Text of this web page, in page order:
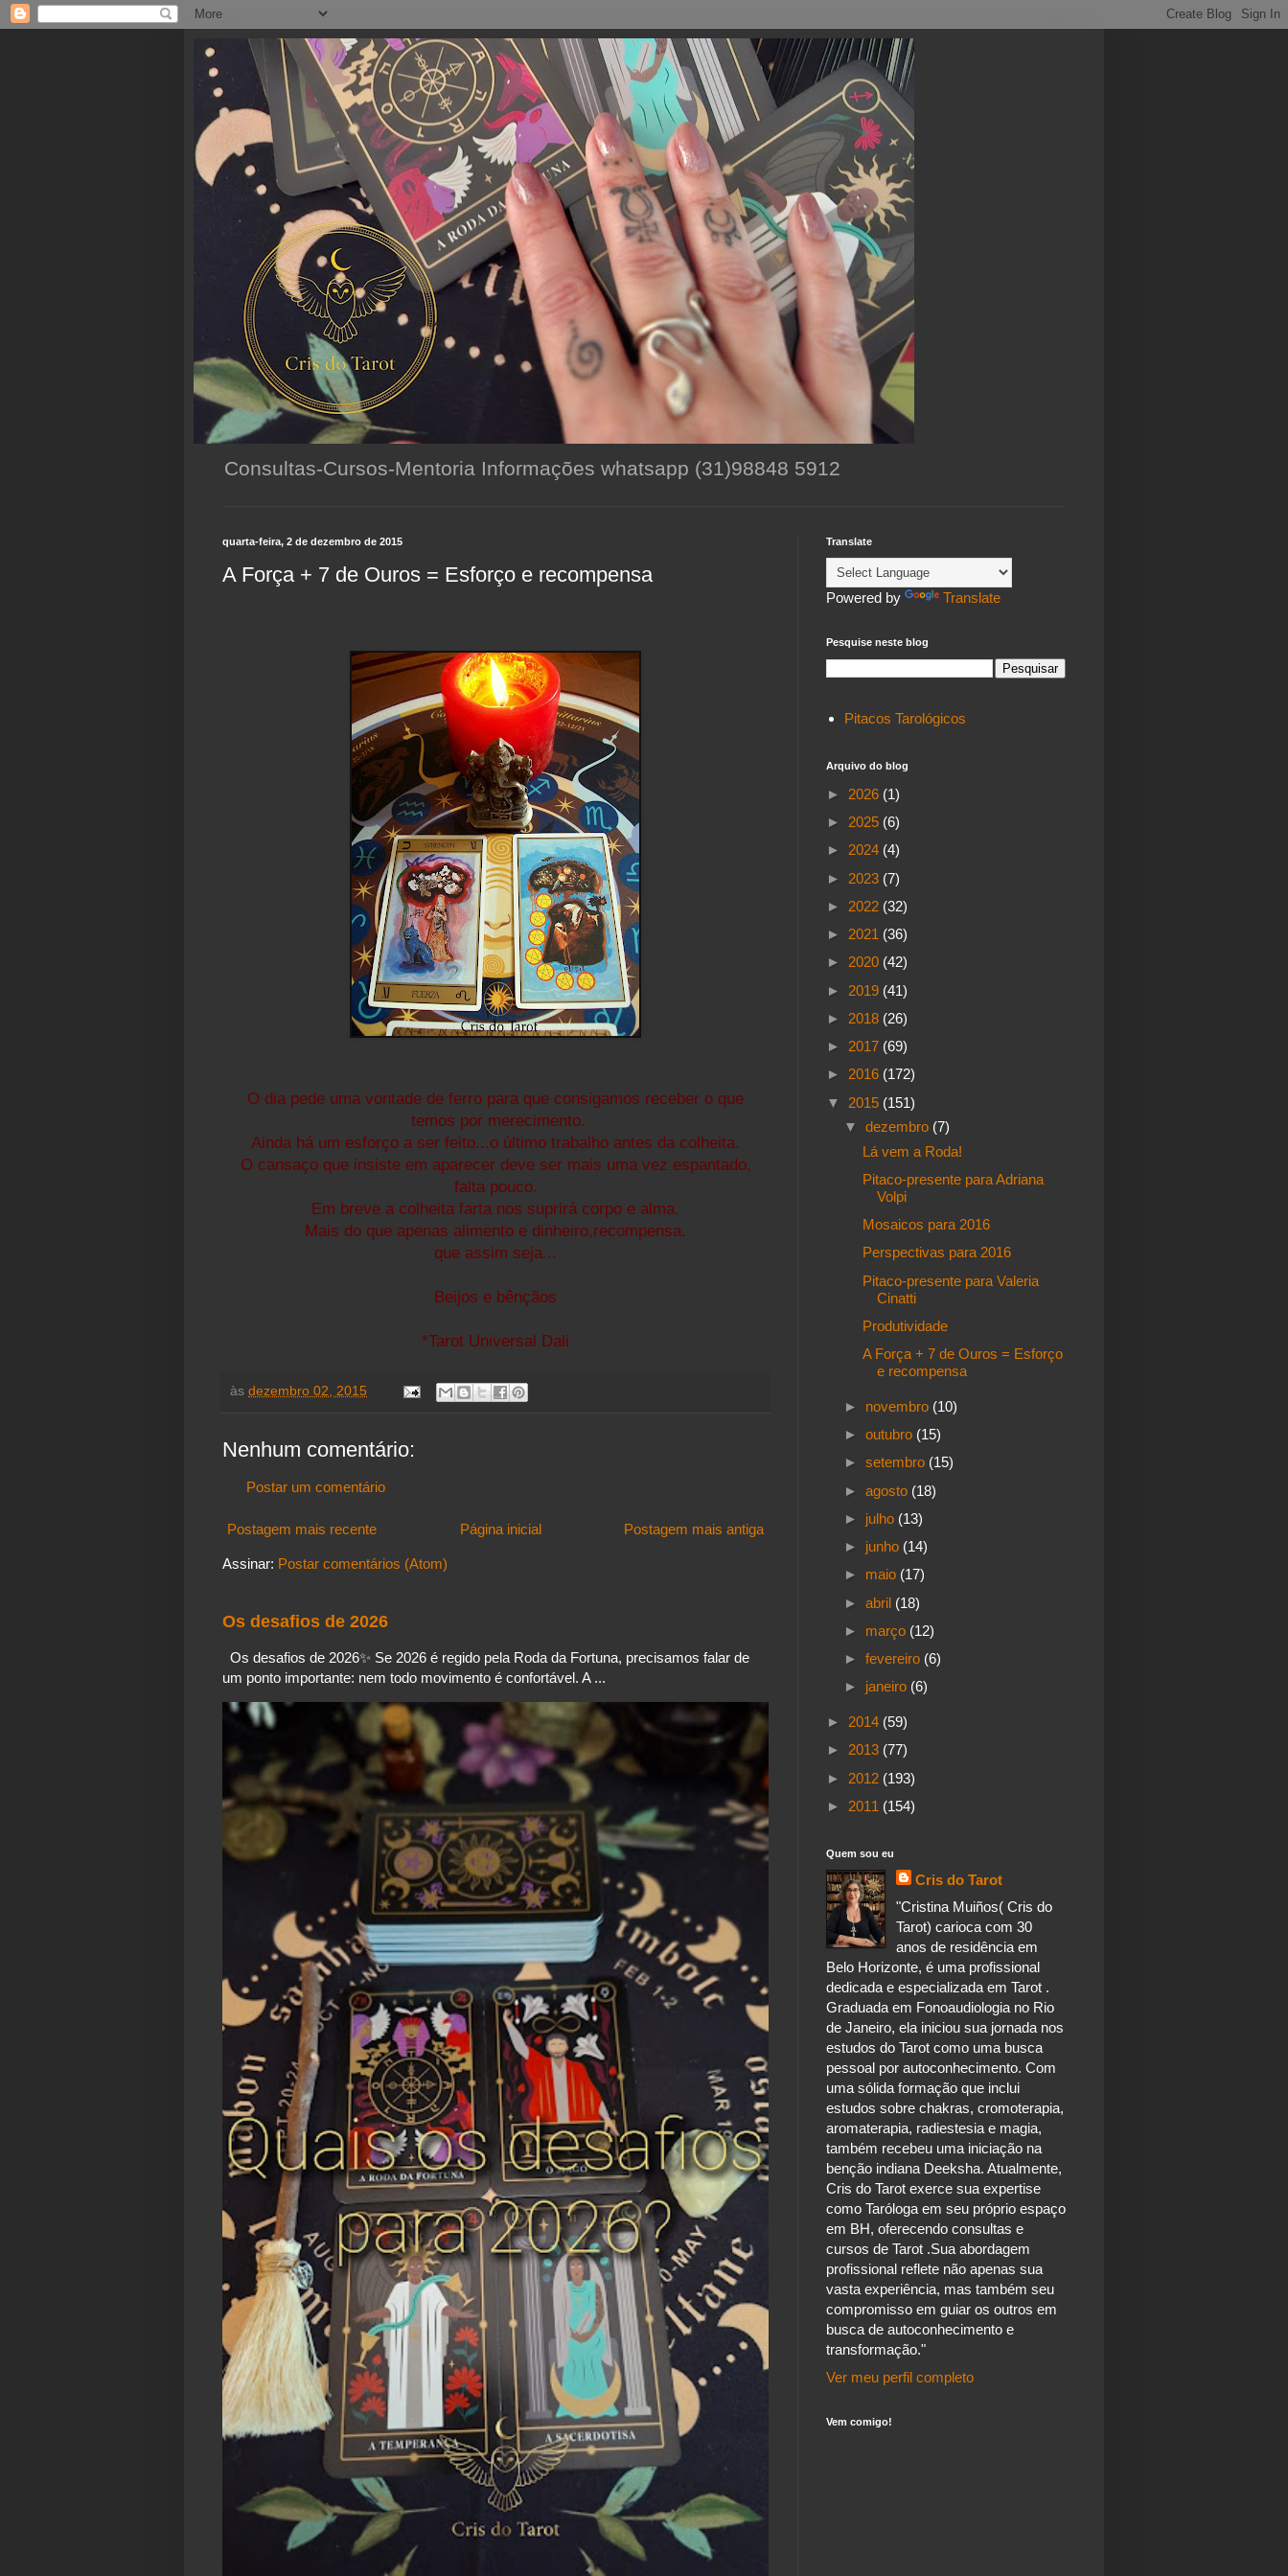
Consultas-Cursos-Mentoria Informações whatsapp (31)98848 5912
quarta-feira, 2 de dezembro de 2015
A Força + 7 de Ouros = Esforço e recompensa
O dia pede uma vontade de ferro para que consigamos receber o que
temos por merecimento.
Ainda há um esforço a ser feito...o último trabalho antes da colheita.
O cansaço que insiste em aparecer deve ser mais uma vez espantado,
falta pouco.
Em breve a colheita farta nos suprirá corpo e alma.
Mais do que apenas alimento e dinheiro,recompensa.
que assim seja...
Beijos e bênçãos
*Tarot Universal Dali
às dezembro 02, 2015
Nenhum comentário:
Postar um comentário
Postagem mais recente Postagem mais antiga
Página inicial
Assinar: Postar comentários (Atom)
Os desafios de 2026
Os desafios de 2026✨️ Se 2026 é regido pela Roda da Fortuna, precisamos falar de
um ponto importante: nem todo movimento é confortável. A ...
Translate
Powered by Translate
Pesquise neste blog
Pitacos Tarológicos
Arquivo do blog
► 2026 (1)
► 2025 (6)
► 2024 (4)
► 2023 (7)
► 2022 (32)
► 2021 (36)
► 2020 (42)
► 2019 (41)
► 2018 (26)
► 2017 (69)
► 2016 (172)
▼ 2015 (151)
▼ dezembro (7)
Lá vem a Roda!
Pitaco-presente para Adriana
Volpi
Mosaicos para 2016
Perspectivas para 2016
Pitaco-presente para Valeria
Cinatti
Produtividade
A Força + 7 de Ouros = Esforço
e recompensa
► novembro (10)
► outubro (15)
► setembro (15)
► agosto (18)
► julho (13)
► junho (14)
► maio (17)
► abril (18)
► março (12)
► fevereiro (6)
► janeiro (6)
► 2014 (59)
► 2013 (77)
► 2012 (193)
► 2011 (154)
Quem sou eu
Cris do Tarot
"Cristina Muiños( Cris do
Tarot) carioca com 30
anos de residência em
Belo Horizonte, é uma profissional
dedicada e especializada em Tarot .
Graduada em Fonoaudiologia no Rio
de Janeiro, ela iniciou sua jornada nos
estudos do Tarot como uma busca
pessoal por autoconhecimento. Com
uma sólida formação que inclui
estudos sobre chakras, cromoterapia,
aromaterapia, radiestesia e magia,
também recebeu uma iniciação na
benção indiana Deeksha. Atualmente,
Cris do Tarot exerce sua expertise
como Taróloga em seu próprio espaço
em BH, oferecendo consultas e
cursos de Tarot .Sua abordagem
profissional reflete não apenas sua
vasta experiência, mas também seu
compromisso em guiar os outros em
busca de autoconhecimento e
transformação."
Ver meu perfil completo
Vem comigo!